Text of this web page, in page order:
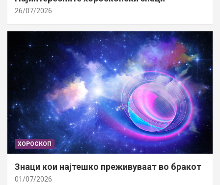
26/07/2026
ХОРОСКОП
Знаци кои најтешко преживуваат во бракот
01/07/2026